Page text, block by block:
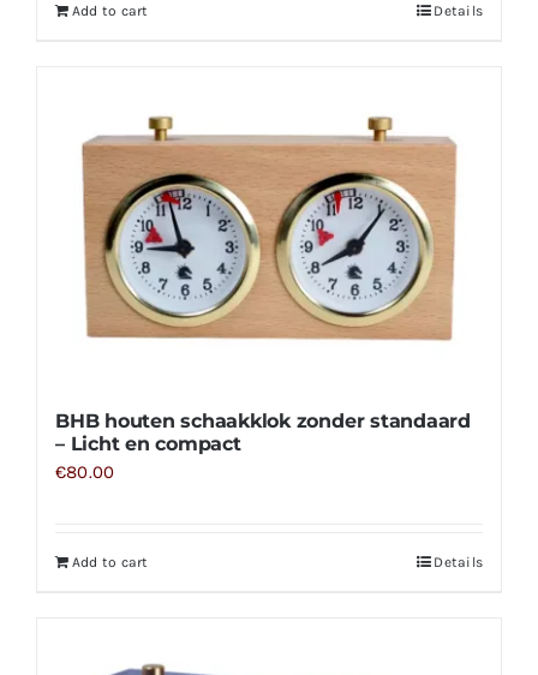
Add to cart Details
BHB houten schaakklok zonder standaard
– Licht en compact
€80.00
Add to cart Details